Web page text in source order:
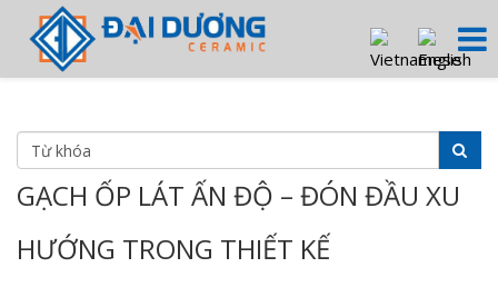
GẠCH ỐP LÁT ẤN ĐỘ – ĐÓN ĐẦU XU
HƯỚNG TRONG THIẾT KẾ